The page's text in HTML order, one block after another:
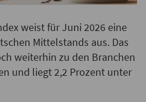
weist für Juni 2026 eine
Mittelstands aus. Das
weiterhin zu den Branchen
und liegt 2,2 Prozent unter